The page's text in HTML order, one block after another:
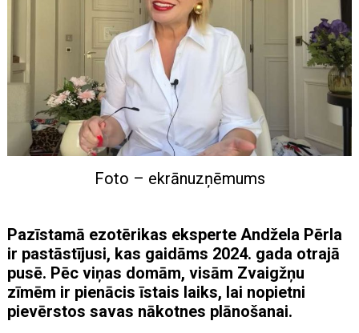
Foto – ekrānuzņēmums
Pazīstamā ezotērikas eksperte Andžela Pērla
ir pastāstījusi, kas gaidāms 2024. gada otrajā
pusē. Pēc viņas domām, visām Zvaigžņu
zīmēm ir pienācis īstais laiks, lai nopietni
pievērstos savas nākotnes plānošanai.